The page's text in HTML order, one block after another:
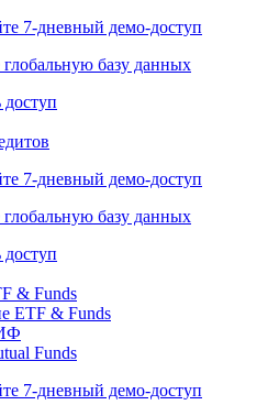
7-дневный демо-доступ
базу данных
7-дневный демо-доступ
базу данных
& Funds
ETF & Funds
Funds
7-дневный демо-доступ